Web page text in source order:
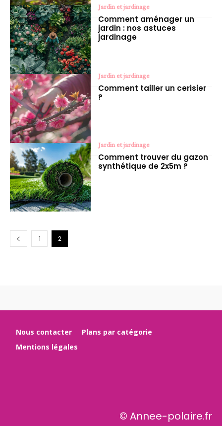
Jardin et jardinage
Comment aménager un
jardin : nos astuces
jardinage
Jardin et jardinage
Comment tailler un cerisier
?
Jardin et jardinage
Comment trouver du gazon
synthétique de 2x5m ?
1 2
Nous contacter
Plans par catégorie
Mentions légales
© Annee-polaire.fr